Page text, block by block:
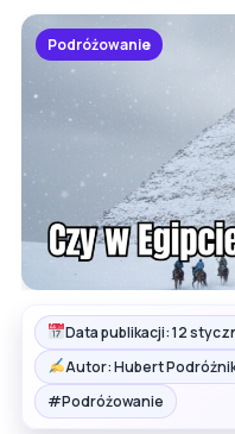
Podróżowanie
Data publikacji: 12
Autor: Hubert
#Podróżowanie